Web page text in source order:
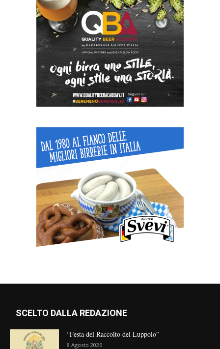
SCELTO DALLA REDAZIONE
“Festa del Raccolto del Luppolo”
8 Agosto 2026